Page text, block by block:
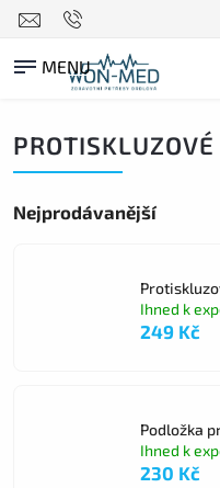
Nejprodávanější
Ihned k
249 Kč
Podložka
Ihned k
230 Kč